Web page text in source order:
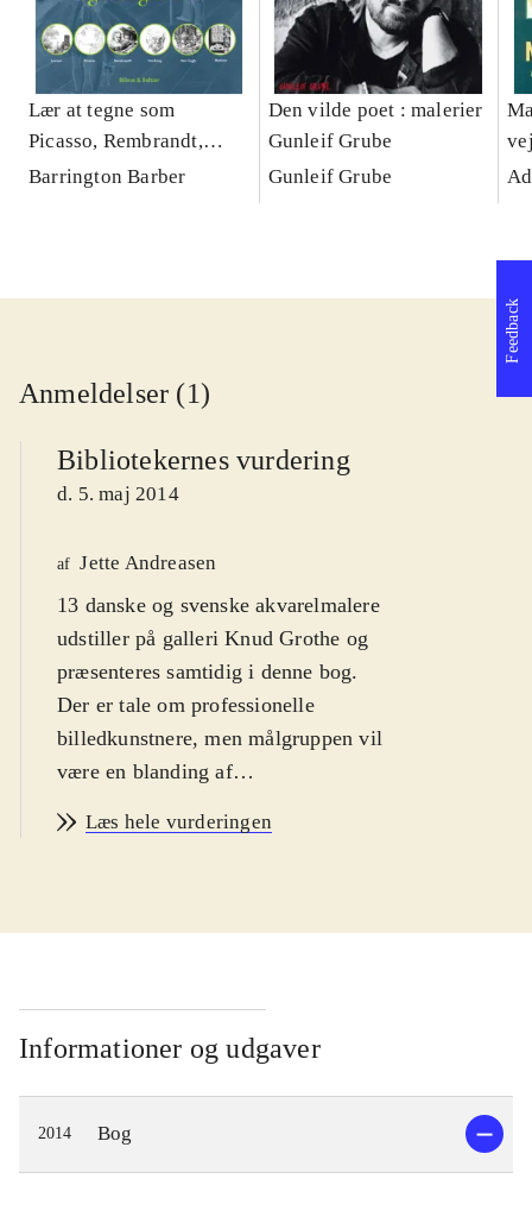
Lær at tegne som
Picasso, Rembrandt,
Matisse og mange flere :
Barrington Barber
Den vilde poet : malerier
Gunleif Grube
Gunleif Grube
Anmeldelser (1)
Bibliotekernes vurdering
d. 5. maj 2014
af Jette Andreasen
13 danske og svenske akvarelmalere
udstiller på galleri Knud Grothe og
præsenteres samtidig i denne bog.
Der er tale om professionelle
billedkunstnere, men målgruppen vil
være en blanding af
akvarelmalere, som kan bruge de
billederne gør sig godt. Hver
forhold til mediet på en enkelt side
efterfulgt af 7 helsides illustrationer.
Det er et gennemgående træk, at
motiverne har deres udspring i
naturen. Måske fordi akvarelfarve har
en særlig evne til at skildre lys. Så
Læs hele vurderingen
Informationer og udgaver
2014 Bog
Feedback